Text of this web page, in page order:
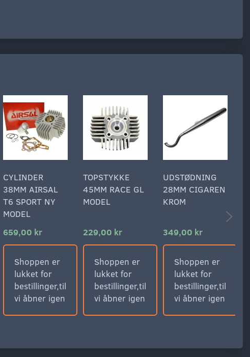
CYLINDER
38MM AIRSAL
T6 SPORT NY
MODEL
659,00 kr
Shoppen er
lukket for
bestillinger,til
vi åbner igen
TOPSTYKKE
45MM RACE GL
MODEL
229,00 kr
Shoppen er
lukket for
bestillinger,til
vi åbner igen
UDSTØDNING
28MM CIGAREN
KROM
349,00 kr
Shoppen er
lukket for
bestillinger,til
vi åbner igen